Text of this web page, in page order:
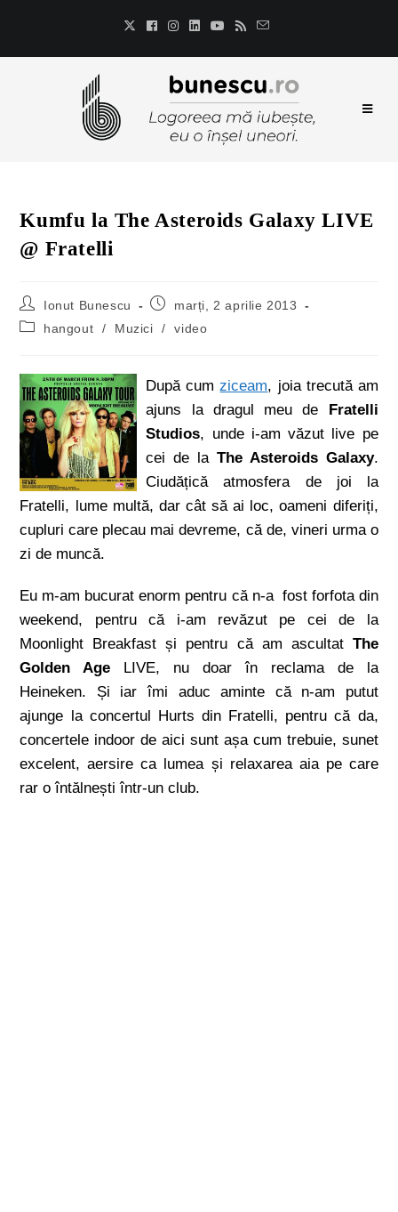
Kumfu la The Asteroids Galaxy LIVE
@ Fratelli
Ionut Bunescu
marți, 2 aprilie 2013
hangout
/ Muzici / video
După cumziceam, joia trecută am
ajuns la dragul meu de Fratelli
Studios, unde i-am văzut live pe
cei de la The Asteroids Galaxy.
Ciudățică atmosfera de joi la
Fratelli, lume multă, dar cât să ai loc, oameni diferiți,
cupluri care plecau mai devreme, că de, vineri urma o
zi de muncă.
Eu m-am bucurat enorm pentru că n-a fost forfota din
weekend, pentru că i-am revăzut pe cei de la
Moonlight Breakfast și pentru că am ascultat The
Golden Age LIVE, nu doar în reclama de la
Heineken. Și iar îmi aduc aminte că n-am putut
ajunge la concertul Hurts din Fratelli, pentru că da,
concertele indoor de aici sunt așa cum trebuie, sunet
excelent, aersire ca lumea și relaxarea aia pe care
rar o întălnești într-un club.